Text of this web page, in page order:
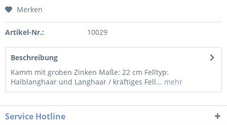
Merken
Artikel-Nr.: 10029
Beschreibung
Kamm mit groben Zinken Maße: 22 cm Felltyp:
Halblanghaar und Langhaar / kräftiges Fell... mehr
Service Hotline